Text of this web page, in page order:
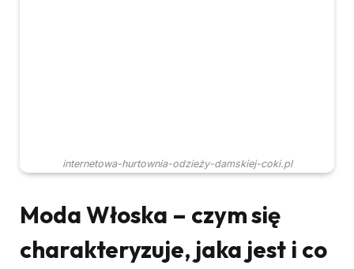
internetowa-hurtownia-odzieży-damskiej-coki.pl
Moda Włoska – czym się
charakteryzuje, jaka jest i co